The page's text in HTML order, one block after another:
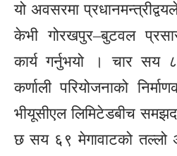
यो अवसरमा
केभी गोरखपुर–बुटवल
कार्य गर्नुभयो । चार सय
कर्णाली परियोजनाको
भीयूसीएल लिमिटेडबीच
छ सय ६९ मेगावाटको तल्लो